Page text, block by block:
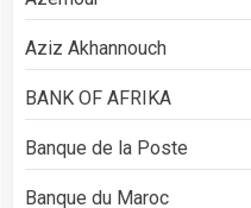
Aziz Akhannouch
BANK OF AFRIKA
Banque de la Poste
Banque du Maroc